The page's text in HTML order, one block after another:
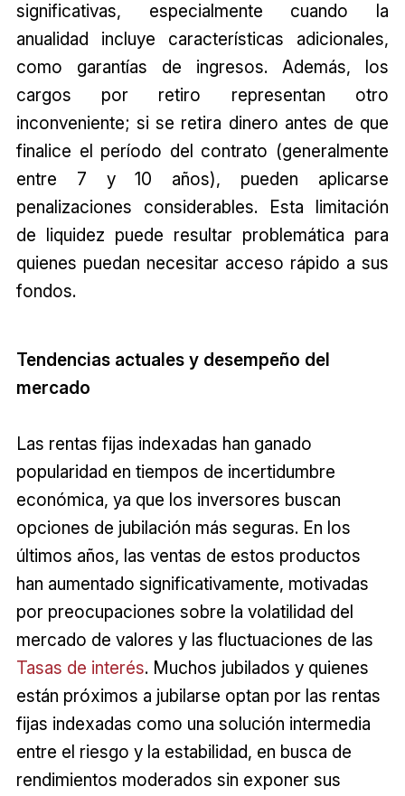
significativas, especialmente cuando la
anualidad incluye características adicionales,
como garantías de ingresos. Además, los
cargos por retiro representan otro
inconveniente; si se retira dinero antes de que
finalice el período del contrato (generalmente
entre 7 y 10 años), pueden aplicarse
penalizaciones considerables. Esta limitación
de liquidez puede resultar problemática para
quienes puedan necesitar acceso rápido a sus
fondos.
Tendencias actuales y desempeño del
mercado
Las rentas fijas indexadas han ganado
popularidad en tiempos de incertidumbre
económica, ya que los inversores buscan
opciones de jubilación más seguras. En los
últimos años, las ventas de estos productos
han aumentado significativamente, motivadas
por preocupaciones sobre la volatilidad del
mercado de valores y las fluctuaciones de las
Tasas de interés. Muchos jubilados y quienes
están próximos a jubilarse optan por las rentas
fijas indexadas como una solución intermedia
entre el riesgo y la estabilidad, en busca de
rendimientos moderados sin exponer sus